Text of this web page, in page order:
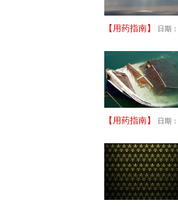
【 用药指南】 日期：
【 用药指南】 日期：